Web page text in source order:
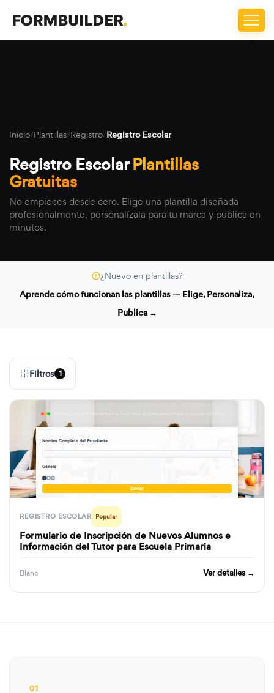
Inicio/Plantillas/Registro/Registro Escolar
Registro EscolarPlantillas
Gratuitas
No empieces desde cero. Elige una plantilla diseñada
profesionalmente, personalízala para tu marca y publica en
minutos.
¿Nuevo en plantillas?
Aprende cómo funcionan las plantillas — Elige, Personaliza,
Publica →
Filtros 1
Nombre Completo del Estudiante
Género
Enviar
REGISTRO ESCOLAR Popular
Formulario de Inscripción de Nuevos Alumnos e
Información del Tutor para Escuela Primaria
Blanc Ver detalles →
01